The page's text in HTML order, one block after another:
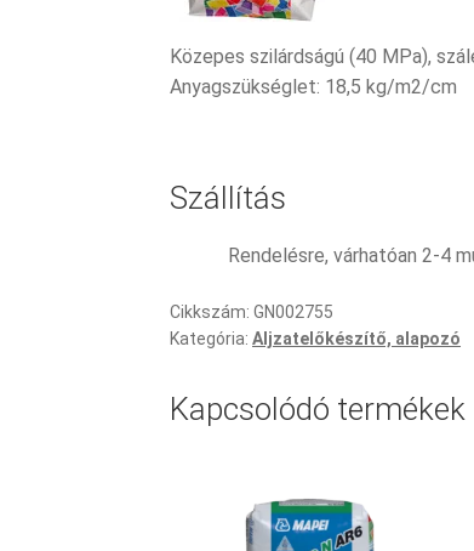
Közepes szilárdságú (40 MPa),
Anyagszükséglet: 18,5 kg/m2/cm
Szállítás
Rendelésre, várhatóan 2-4
Cikkszám:GN002755
Kategória:Aljzatelőkészítő, alapozó
Kapcsolódó termékek